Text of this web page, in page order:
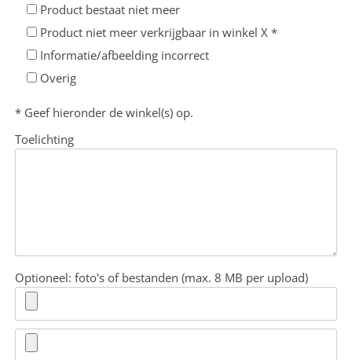
Product bestaat niet meer
Product niet meer verkrijgbaar in winkel X *
Informatie/afbeelding incorrect
Overig
* Geef hieronder de winkel(s) op.
Toelichting
Optioneel: foto's of bestanden (max. 8 MB per upload)